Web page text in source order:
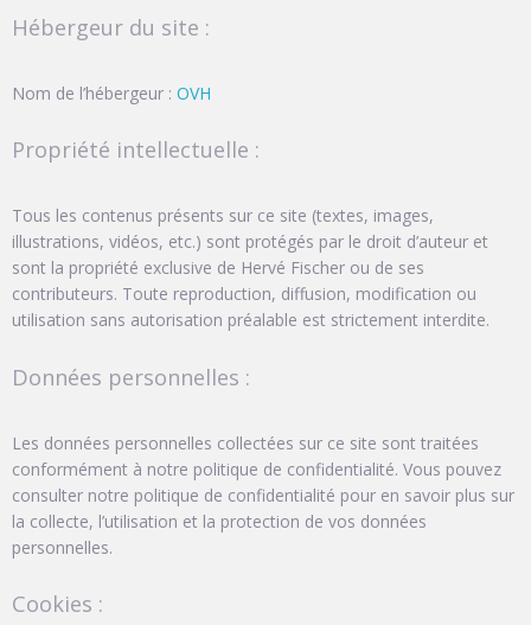
Hébergeur du site :
Nom de l’hébergeur : OVH
Propriété intellectuelle :
Tous les contenus présents sur ce site (textes, images,
illustrations, vidéos, etc.) sont protégés par le droit d’auteur et
sont la propriété exclusive de Hervé Fischer ou de ses
contributeurs. Toute reproduction, diffusion, modification ou
utilisation sans autorisation préalable est strictement interdite.
Données personnelles :
Les données personnelles collectées sur ce site sont traitées
conformément à notre politique de confidentialité. Vous pouvez
consulter notre politique de confidentialité pour en savoir plus sur
la collecte, l’utilisation et la protection de vos données
personnelles.
Cookies :